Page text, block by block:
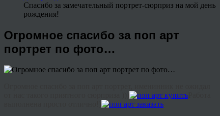
Спасибо за замечательный портрет-сюрприз на мой день
рождения!
Огромное спасибо за поп арт
портрет по фото…